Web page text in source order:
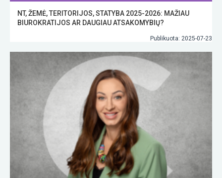
NT, ŽEMĖ, TERITORIJOS, STATYBA 2025-2026: MAŽIAU
BIUROKRATIJOS AR DAUGIAU ATSAKOMYBIŲ?
Publikuota: 2025-07-23